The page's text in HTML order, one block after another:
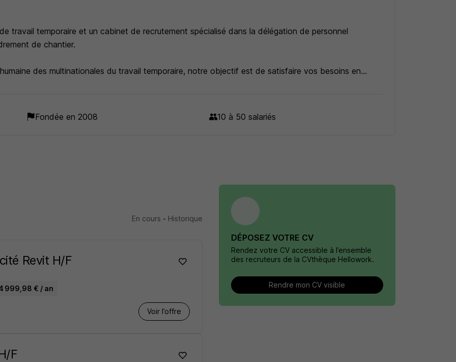
travail temporaire et un cabinet de recrutement spécialisé dans la délégation de personnel
de chantier.
des multinationales du travail temporaire, notre objectif est de satisfaire vos besoins en
Fondée en 2008 10 à 50 salariés
En cours - Historique
Revit H/F
999,98 € / an
Voir l’offre
F
DÉPOSEZ VOTRE CV
Rendez votre CV accessible à l’ensemble
des recruteurs de la CVthèque Hellowork.
Rendre mon CV visible